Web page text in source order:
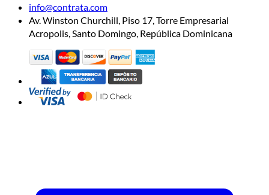
info@contrata.com
Av. Winston Churchill, Piso 17, Torre Empresarial
Acropolis, Santo Domingo, República Dominicana